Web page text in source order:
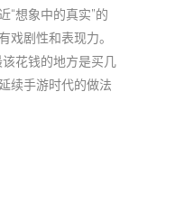
“想象中的真实”的
戏剧性和表现力。
花钱的地方是买几
续手游时代的做法